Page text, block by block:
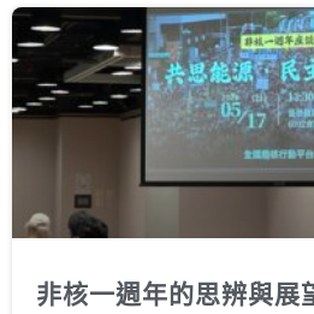
非核一週年的思辨與展